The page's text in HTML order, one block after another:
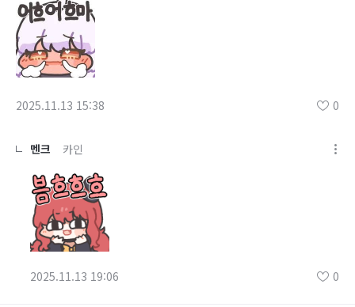
2025.11.13 15:38 0
멘크 카인
2025.11.13 19:06 0